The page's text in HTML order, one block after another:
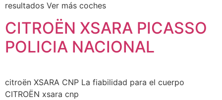
resultados Ver más coches
CITROËN XSARA PICASSO
POLICIA NACIONAL
citroën XSARA CNP La fiabilidad para el cuerpo
CITROËN xsara cnp